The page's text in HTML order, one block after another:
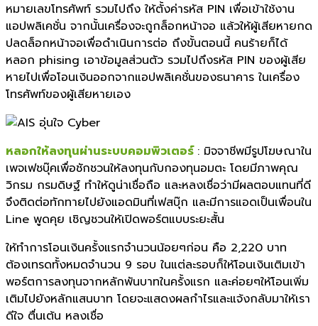
หมายเลขโทรศัพท์ รวมไปถึง ให้ตั้งค่ารหัส PIN เพื่อเข้าใช้งาน
แอปพลิเคชั่น จากนั้นเครื่องจะถูกล็อกหน้าจอ แล้วให้ผู้เสียหายกด
ปลดล็อกหน้าจอเพื่อดำเนินการต่อ ถึงขั้นตอนนี้ คนร้ายก็ได้
หลอก phising เอาข้อมูลส่วนตัว รวมไปถึงรหัส PIN ของผู้เสีย
หายไปเพื่อโอนเงินออกจากแอปพลิเคชั่นของธนาคาร ในเครื่อง
โทรศัพท์ของผู้เสียหายเอง
หลอกให้ลงทุนผ่านระบบคอมพิวเตอร์ : มิจจาชีพมีรูปโฆษณาใน
เพจเฟชบุ๊คเพื่อชักชวนให้ลงทุนกับกองทุนอมตะ โดยมีภาพคุณ
วิกรม กรมดิษฐ์ ทำให้ดูน่าเชื่อถือ และหลงเชื่อว่ามีผลตอบแทนที่ดี
จึงติดต่อทักทายไปยังแอดมินที่เฟสบุ๊ก และมีการแอดเป็นเพื่อนใน
Line พูดคุย เชิญชวนให้เปิดพอร์ตแบบระยะสั้น
ให้ทำการโอนเงินครั้งแรกจำนวนน้อยๆก่อน คือ 2,220 บาท
ต้องเทรดทั้งหมดจำนวน 9 รอบ ในแต่ละรอบก็ให้โอนเงินเติมเข้า
พอร์ตการลงทุนจากหลักพันบาทในครั้งแรก และค่อยๆให้โอนเพิ่ม
เติมไปยังหลักแสนบาท โดยจะแสดงผลกำไรและแจ้งกลับมาให้เรา
ดีใจ ตื่นเต้น หลงเชื่อ